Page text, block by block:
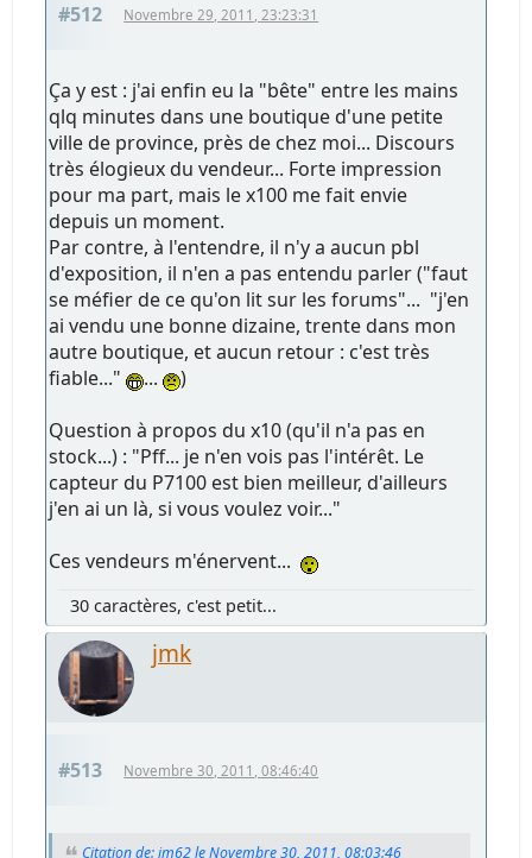
#512 Novembre 29, 2011, 23:23:31
Ça y est : j'ai enfin eu la "bête" entre les mains
qlq minutes dans une boutique d'une petite
ville de province, près de chez moi... Discours
très élogieux du vendeur... Forte impression
pour ma part, mais le x100 me fait envie
depuis un moment.
Par contre, à l'entendre, il n'y a aucun pbl
d'exposition, il n'en a pas entendu parler ("faut
se méfier de ce qu'on lit sur les forums"... "j'en
ai vendu une bonne dizaine, trente dans mon
autre boutique, et aucun retour : c'est très
fiable..."
...
)
Question à propos du x10 (qu'il n'a pas en
stock...) : "Pff... je n'en vois pas l'intérêt. Le
capteur du P7100 est bien meilleur, d'ailleurs
j'en ai un là, si vous voulez voir..."
Ces vendeurs m'énervent...
30 caractères, c'est petit...
jmk
#513 Novembre 30, 2011, 08:46:40
Citation de: jm62 le Novembre 30, 2011, 08:03:46